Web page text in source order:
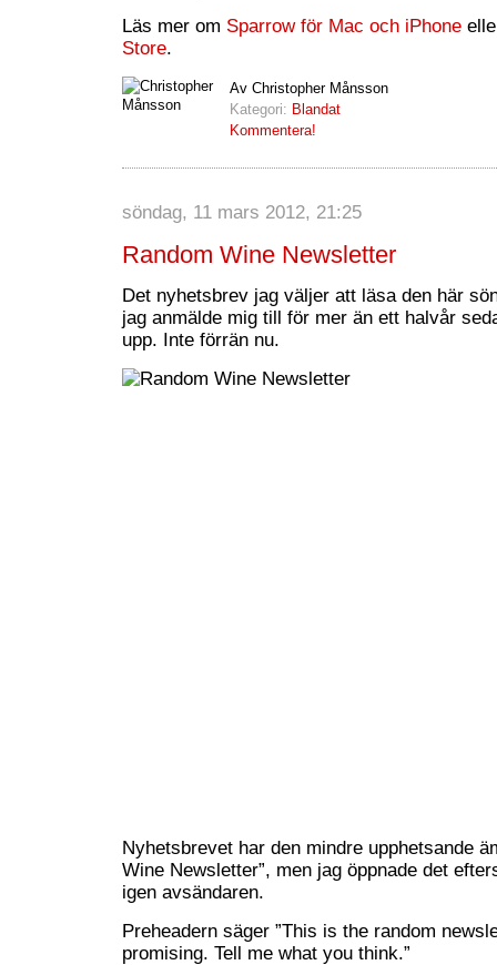
Läs mer om Sparrow för Mac och iPhone
Store.
Av Christopher Månsson
Kategori: Blandat
Kommentera!
söndag, 11 mars 2012, 21:25
Random Wine Newsletter
Det nyhetsbrev jag väljer att läsa den här
jag anmälde mig till för mer än ett halvår
upp. Inte förrän nu.
Nyhetsbrevet har den mindre upphetsande
Wine Newsletter”, men jag öppnade det
igen avsändaren.
Preheadern säger ”This is the random
promising. Tell me what you think.”